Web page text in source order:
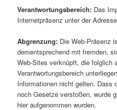
Verantwortungsbereich: Das
Internetpräsenz unter der
Abgrenzung: Die Web-Präsenz
dementsprechend mit fremden,
Web-Sites verknüpft, die folglich
Verantwortungsbereich
Informationen nicht gelten. Dass
noch Gesetze verstoßen, wurde
hier aufgenommen wurden.